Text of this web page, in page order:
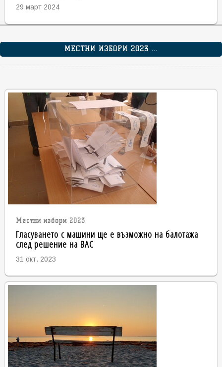
29 март 2024
МЕСТНИ ИЗБОРИ 2023 ...
Местни избори 2023
Гласуването с машини ще е възможно на балотажа
след решение на ВАС
31 окт. 2023